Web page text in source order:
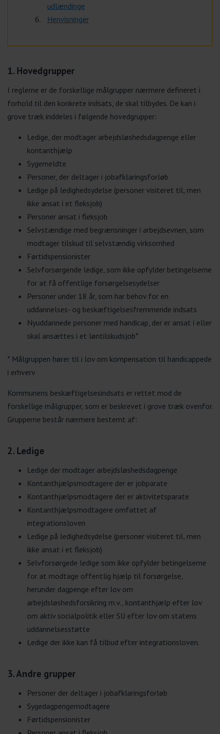
udlændinge
Henvisninger
1. Hovedgrupper
I reglerne er de forskellige målgrupper nærmere defineret i
forhold til den konkrete indsats, de skal tilbydes. De kan i
grove træk inddeles i følgende hovedgrupper:
Ledige, der modtager arbejdsløshedsdagpenge eller
kontanthjælp
Sygemeldte
Personer, der deltager i jobafklaringsforløb
Ledige på ledighedsydelse (personer visiteret til, men
ikke ansat i et fleksjob)
Personer ansat i fleksjob
Selvstændige med begrænsninger i arbejdsevnen, som
modtager tilskud til selvstændig virksomhed
Førtidspensionister
Selvforsørgende ledige, som ikke opfylder betingelserne
for at få offentlige forsørgelsesydelser
Personer under 18 år, som har behov for en
uddannelses- og beskæftigelsesfremmende indsats
Nyuddannede personer med handicap, der er ansat i eller
skal ansættes i et løntilskudsjob*
* Målgruppen hører til i lov om kompensation til handicappede
i erhverv
Kommunens beskæftigelsesindsats er rettet mod de
forskellige målgrupper, som er beskrevet i grove træk ovenfor.
Grupperne består nærmere bestemt af:
2. Ledige
Ledige der modtager arbejdsløshedsdagpenge
Kontanthjælpsmodtagere der er jobparate
Kontanthjælpsmodtagere der er aktivitetsparate
Kontanthjælpsmodtagere omfattet af
integrationsloven
Ledige på ledighedsydelse (personer visiteret til, men
ikke ansat i et fleksjob)
Selvforsørgede ledige som ikke opfylder betingelserne
for at modtage offentlig hjælp til forsørgelse,
herunder dagpenge efter lov om
arbejdsløshedsforsikring m.v., kontanthjælp efter lov
om aktiv socialpolitik eller SU efter lov om statens
uddannelsesstøtte
Ledige der ikke kan få tilbud efter integrationsloven.
3. Andre grupper
Personer der deltager i jobafklaringsforløb
Sygedagpengemodtagere
Førtidspensionister